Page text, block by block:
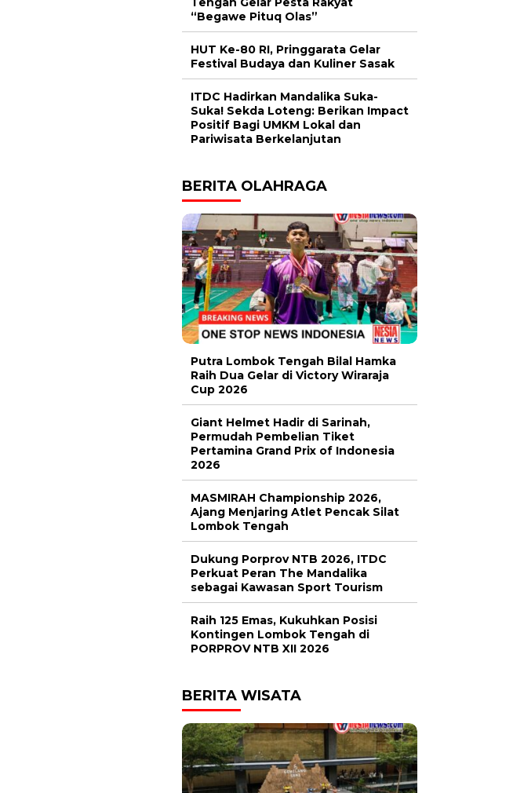
“Begawe Pituq Olas”
HUT Ke-80 RI, Pringgarata Gelar
Festival Budaya dan Kuliner Sasak
ITDC Hadirkan Mandalika Suka-
Suka! Sekda Loteng: Berikan Impact
Positif Bagi UMKM Lokal dan
Pariwisata Berkelanjutan
BERITA OLAHRAGA
Putra Lombok Tengah Bilal Hamka
Raih Dua Gelar di Victory Wiraraja
Cup 2026
Giant Helmet Hadir di Sarinah,
Permudah Pembelian Tiket
Pertamina Grand Prix of Indonesia
2026
MASMIRAH Championship 2026,
Ajang Menjaring Atlet Pencak Silat
Lombok Tengah
Dukung Porprov NTB 2026, ITDC
Perkuat Peran The Mandalika
sebagai Kawasan Sport Tourism
Raih 125 Emas, Kukuhkan Posisi
Kontingen Lombok Tengah di
PORPROV NTB XII 2026
BERITA WISATA